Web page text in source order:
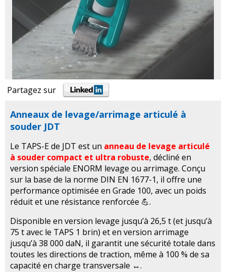
Partagez sur
Anneaux de levage/arrimage articulé à
souder JDT
Le TAPS-E de JDT est un anneau de levage articulé
à souder compact et ultra robuste, décliné en
version spéciale ENORM levage ou arrimage. Conçu
sur la base de la norme DIN EN 1677-1, il offre une
performance optimisée en Grade 100, avec un poids
réduit et une résistance renforcée 💪.
Disponible en version levage jusqu’à 26,5 t (et jusqu’à
75 t avec le TAPS 1 brin) et en version arrimage
jusqu’à 38 000 daN, il garantit une sécurité totale dans
toutes les directions de traction, même à 100 % de sa
capacité en charge transversale ↔️.